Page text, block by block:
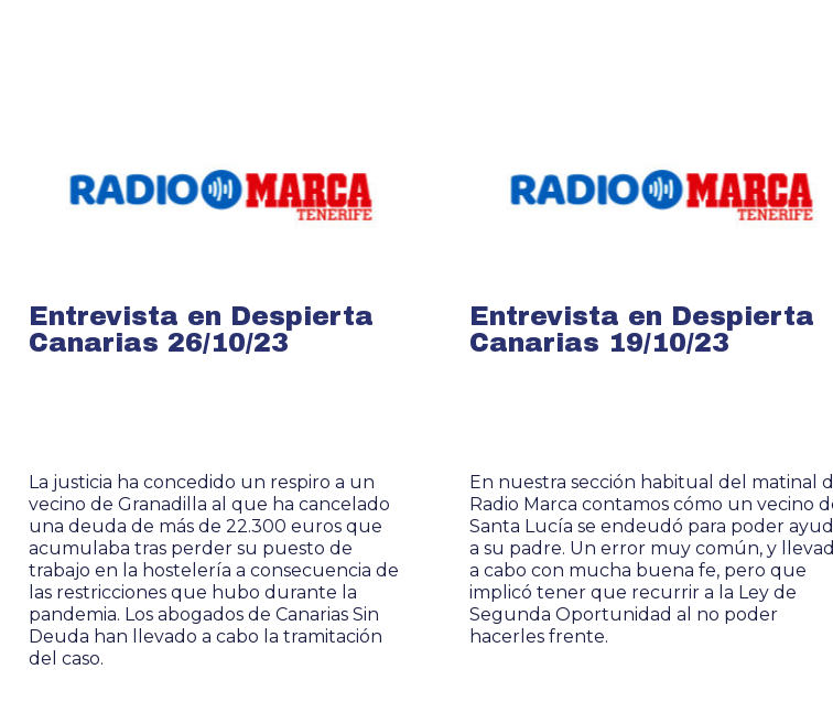
Entrevista en Despierta
Canarias 26/10/23
La justicia ha concedido un respiro a un
vecino de Granadilla al que ha cancelado
una deuda de más de 22.300 euros que
acumulaba tras perder su puesto de
trabajo en la hostelería a consecuencia de
las restricciones que hubo durante la
pandemia. Los abogados de Canarias Sin
Deuda han llevado a cabo la tramitación
del caso.
Entrevista en Despierta
Canarias 19/10/23
En nuestra sección habitual del matinal
Radio Marca contamos cómo un vecino
Santa Lucía se endeudó para poder
a su padre. Un error muy común, y
a cabo con mucha buena fe, pero que
implicó tener que recurrir a la Ley de
Segunda Oportunidad al no poder
hacerles frente.